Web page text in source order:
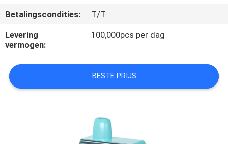
CITAAT
Betalingscondities:
T/T
Levering
vermogen:
100,000pcs per dag
BESTE PRIJS